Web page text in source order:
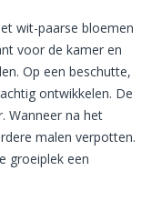
wit-paarse bloemen
voor de kamer en
Op een beschutte,
ontwikkelen. De
Wanneer na het
malen verpotten.
groeiplek een